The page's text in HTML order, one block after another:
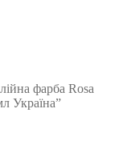
фарба Rosa
Україна”